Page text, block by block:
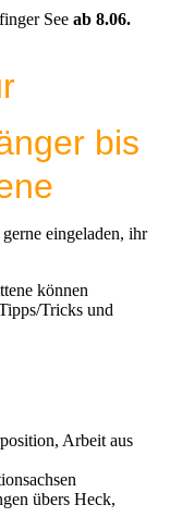
See ab 8.06.
bis
eingeladen, ihr
können
Tricks und
Arbeit aus
übers Heck,